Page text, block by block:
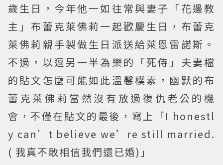
歲生日，今年他一如往常與妻子「花邊教
主」布蕾克萊佛莉一起歡慶生日，布蕾克
萊佛莉親手製做生日派送給萊恩雷諾斯。
不過，以逗另一半為樂的「死侍」夫妻檔
的貼文怎麼可能如此溫馨樸素，幽默的布
蕾克萊佛莉當然沒有放過復仇老公的機
會，不僅在貼文的最後，寫上「I honestl
y can’t believe we’re still married.
( 我真不敢相信我們還已婚)」